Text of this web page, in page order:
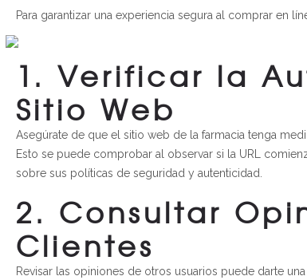
Para garantizar una experiencia segura al comprar en
1. Verificar la
Sitio Web
Asegúrate de que el sitio web de la farmacia tenga
Esto se puede comprobar al observar si la URL
sobre sus políticas de seguridad y autenticidad.
2. Consultar
Clientes
Revisar las opiniones de otros usuarios puede darte